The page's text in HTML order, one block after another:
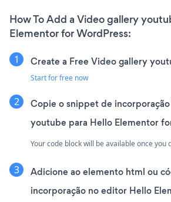
How To Add a Video gallery
Elementor for WordPress:
Create a Free Video gallery
Start for free now
Copie o snippet de
youtube para Hello Elementor
Your code block will be available once you
Adicione ao elemento html ou
incorporação no editor Hello